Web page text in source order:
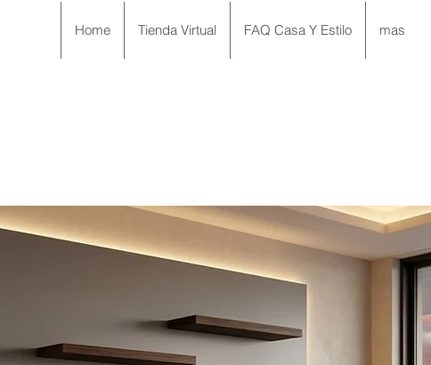
Home Tienda Virtual FAQ Casa Y Estilo mas